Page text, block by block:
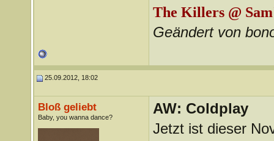
The Killers @
Geändert von
25.09.2012, 18:02
Bloß geliebt
Baby, you wanna dance?
AW: Coldplay
Jetzt ist dieser